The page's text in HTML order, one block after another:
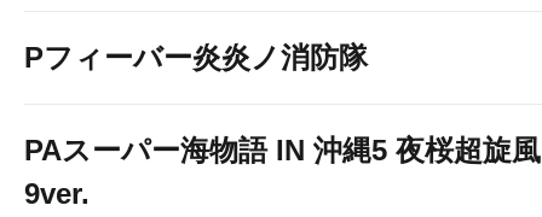
Pフィーバー炎炎ノ消防隊
PAスーパー海物語 IN 沖縄5 夜桜超旋
9ver.